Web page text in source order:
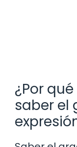
¿Por
saber el